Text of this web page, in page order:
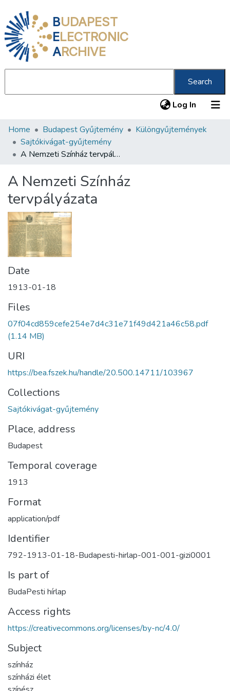
BUDAPEST
ELECTRONIC
ARCHIVE
Search
Log In (current)
Communities & Collections
All of DSpace
About us
Home Budapest Gyűjtemény
Különgyűjtemények
Sajtókivágat-gyűjtemény
A Nemzeti Színház tervpályázata
A Nemzeti Színház
tervpályázata
Date
1913-01-18
Files
07f04cd859cefe254e7d4c31e71f49d421a46c58.pdf
(1.14 MB)
URI
https://bea.fszek.hu/handle/20.500.14711/103967
Collections
Sajtókivágat-gyűjtemény
Place, address
Budapest
Temporal coverage
1913
Format
application/pdf
Identifier
792-1913-01-18-Budapesti-hirlap-001-001-gizi0001
Is part of
BudaPesti hírlap
Access rights
https://creativecommons.org/licenses/by-nc/4.0/
Subject
színház
színházi élet